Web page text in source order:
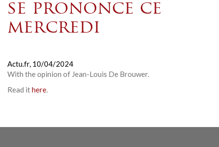
se prononce ce
mercredi
Actu.fr, 10/04/2024
With the opinion of Jean-Louis De Brouwer.
Read ithere.